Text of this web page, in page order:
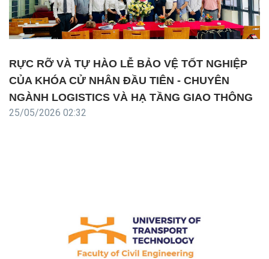
RỰC RỠ VÀ TỰ HÀO LỄ BẢO VỆ TỐT NGHIỆP
CỦA KHÓA CỬ NHÂN ĐẦU TIÊN - CHUYÊN
NGÀNH LOGISTICS VÀ HẠ TẦNG GIAO THÔNG
25/05/2026 02:32